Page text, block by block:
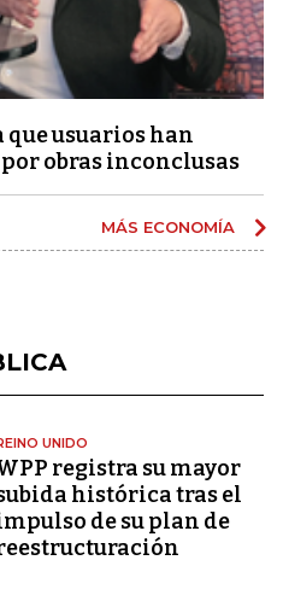
usuarios han
obras inconclusas
MÁS ECONOMÍA
UNIDO
registra su mayor
histórica tras el
de su plan de